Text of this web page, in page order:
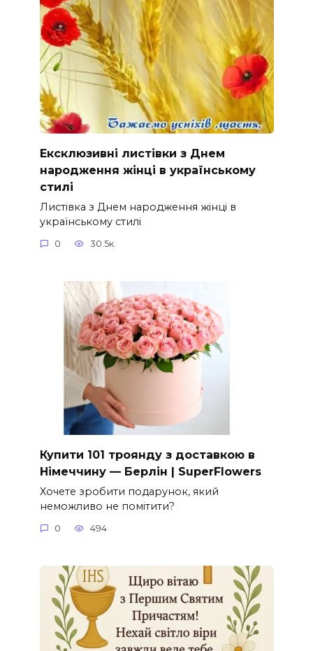
Ексклюзивні листівки з Днем
народження жінці в українському
стилі
Листівка з Днем народження жінці в
українському стилі
0 30.5к.
Купити 101 троянду з доставкою в
Німеччину — Берлін | SuperFlowers
Хочете зробити подарунок, який
неможливо не помітити?
0 494